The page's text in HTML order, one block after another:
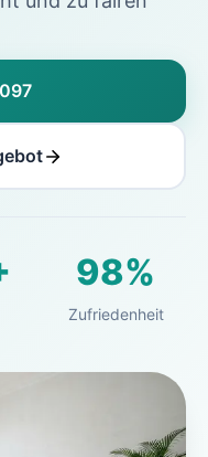
98%
Zufriedenheit